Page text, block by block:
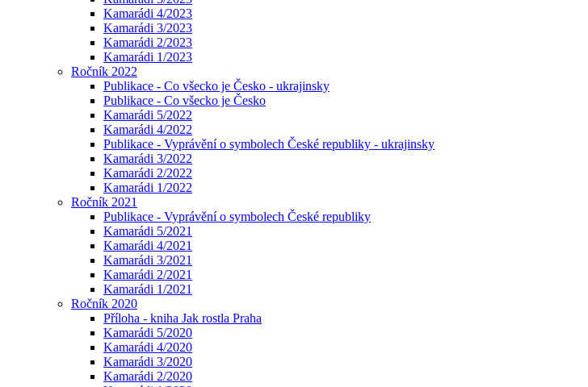
Kamarádi 4/2023
Kamarádi 3/2023
Kamarádi 2/2023
Kamarádi 1/2023
Ročník 2022
Publikace - Co všecko je Česko - ukrajinsky
Publikace - Co všecko je Česko
Kamarádi 5/2022
Kamarádi 4/2022
Publikace - Vyprávění o symbolech České republiky - ukrajinsky
Kamarádi 3/2022
Kamarádi 2/2022
Kamarádi 1/2022
Ročník 2021
Publikace - Vyprávění o symbolech České republiky
Kamarádi 5/2021
Kamarádi 4/2021
Kamarádi 3/2021
Kamarádi 2/2021
Kamarádi 1/2021
Ročník 2020
Příloha - kniha Jak rostla Praha
Kamarádi 5/2020
Kamarádi 4/2020
Kamarádi 3/2020
Kamarádi 2/2020